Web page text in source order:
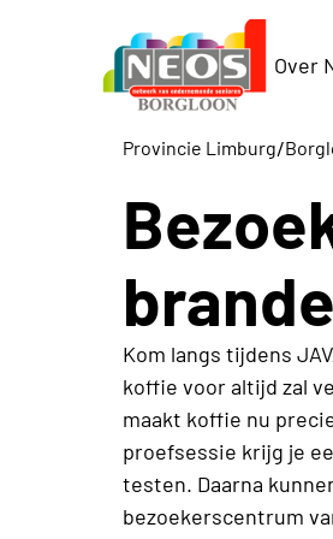
Over
Provincie Limburg/
Kom langs tijdens
koffie voor altijd zal
maakt koffie nu
proefsessie krijg je
testen. Daarna
bezoekerscentrum